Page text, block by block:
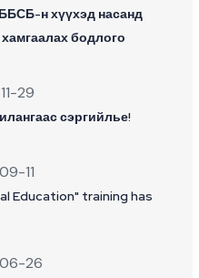
н хүүхэд насанд
бодлого
29
сэргийлье!
11
Education" training has
26